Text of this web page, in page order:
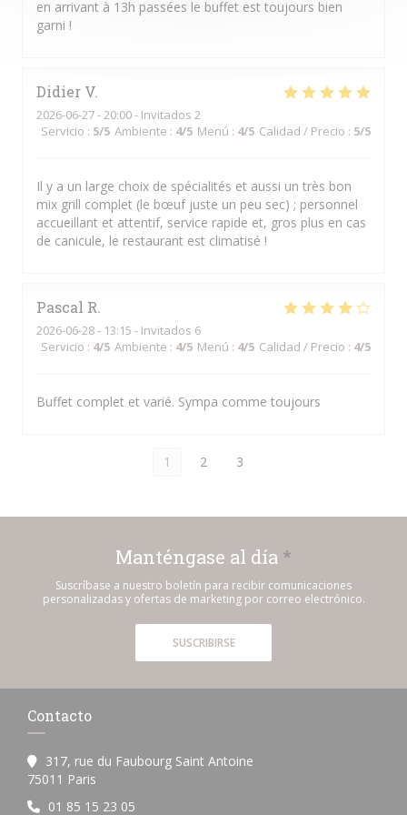
en arrivant à 13h passées le buffet est toujours bien
garni !
Didier V
2026-06-27- 20:00 - Invitados 2
Servicio : 5/5 Ambiente : 4/5 Menú : 4/5 Calidad / Precio : 5/5
Il y a un large choix de spécialités et aussi un très bon
mix grill complet (le bœuf juste un peu sec) ; personnel
accueillant et attentif, service rapide et, gros plus en cas
de canicule, le restaurant est climatisé !
Pascal R
2026-06-28- 13:15 - Invitados 6
Servicio : 4/5 Ambiente : 4/5 Menú : 4/5 Calidad / Precio : 4/5
Buffet complet et varié. Sympa comme toujours
1 2 3
Manténgase al día *
Suscríbase a nuestro boletín para recibir comunicaciones
personalizadas y ofertas de marketing por correo electrónico.
SUSCRIBIRSE
Contacto
317, rue du Faubourg Saint Antoine
75011 Paris
01 85 15 23 05